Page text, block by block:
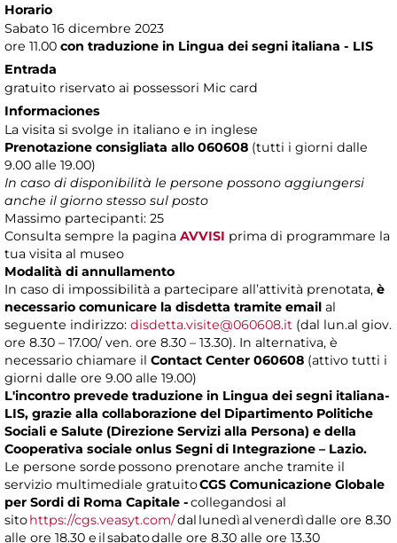
Horario
Sabato 16 dicembre 2023
ore 11.00 con traduzione in Lingua dei segni italiana - LIS
Entrada
gratuito riservato ai possessori Mic card
Informaciones
La visita si svolge in italiano e in inglese
Prenotazione consigliata allo 060608 (tutti i giorni dalle
9.00 alle 19.00)
In caso di disponibilità le persone possono aggiungersi
anche il giorno stesso sul posto
Massimo partecipanti: 25
Consulta sempre la pagina AVVISI prima di programmare la
tua visita al museo
Modalità di annullamento
In caso di impossibilità a partecipare all’attività prenotata, è
necessario comunicare la disdetta tramite email al
seguente indirizzo: disdetta.visite@060608.it (dal lun.al giov.
ore 8.30 – 17.00/ ven. ore 8.30 – 13.30). In alternativa, è
necessario chiamare il Contact Center 060608 (attivo tutti i
giorni dalle ore 9.00 alle 19.00)
L'incontro prevede traduzione in Lingua dei segni italiana-
LIS, grazie alla collaborazione del Dipartimento Politiche
Sociali e Salute (Direzione Servizi alla Persona) e della
Cooperativa sociale onlus Segni di Integrazione – Lazio.
Le persone sorde possono prenotare anche tramite il
servizio multimediale gratuitoCGS Comunicazione Globale
per Sordi di Roma Capitale -collegandosi al
sitohttps://cgs.veasyt.com/dal lunedì al venerdì dalle ore 8.30
alle ore 18.30 e il sabato dalle ore 8.30 alle ore 13.30